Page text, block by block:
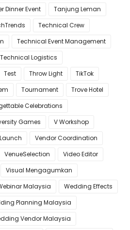
Dinner Event
Tanjung Leman
Technical Crew
Technical Event Management
Technical Logistics
Test Throw Light
TikTok
Tournament
Trove Hotel
Celebrations
Games
V Workshop
Vendor Coordination
VenueSelection
Video Editor
Visual Mengagumkan
Malaysia
Wedding Effects
Planning Malaysia
Vendor Malaysia